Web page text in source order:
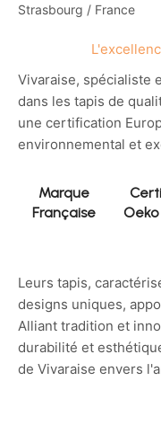
Strasbourg / France
Vivaraise, spécialiste
dans les tapis de
une certification
environnemental et
Marque
Française
Leurs tapis,
designs uniques,
Alliant tradition et
durabilité et
de Vivaraise envers